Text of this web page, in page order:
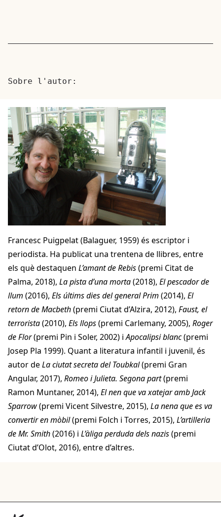
Sobre l'autor:
Francesc Puigpelat (Balaguer, 1959) és escriptor i
periodista. Ha publicat una trentena de llibres, entre
els què destaquen L’amant de Rebis(premi Citat de
Palma, 2018), La pista d’una morta(2018), El pescador de
llum (2016), Els últims dies del general Prim (2014), El
retorn de Macbeth(premi Ciutat d’Alzira, 2012), Faust, el
terrorista(2010), Els llops(premi Carlemany, 2005), Roger
de Flor(premi Pin i Soler, 2002) iApocalipsi blanc(premi
Josep Pla 1999). Quant a literatura infantil i juvenil, és
autor deLa ciutat secreta del Toubkal(premi Gran
Angular, 2017), Romeo i Julieta. Segona part(premi
Ramon Muntaner, 2014), El nen que va xatejar amb Jack
Sparrow(premi Vicent Silvestre, 2015), La nena que es va
convertir en mòbil(premi Folch i Torres, 2015), L’artilleria
de Mr. Smith(2016) i L’àliga perduda dels nazis(premi
Ciutat d’Olot, 2016), entre d’altres.